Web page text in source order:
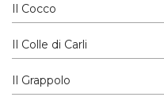
Il Cocco
Il Colle di Carli
Il Grappolo